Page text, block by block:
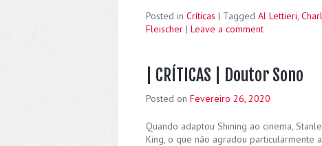
Posted in Críticas | Tagged Al Lettieri,
Fleischer | Leave a comment
| CRÍTICAS | Doutor Sono
Posted on Fevereiro 26, 2020
Quando adaptou Shining ao cinema,
King, o que não agradou particularmente